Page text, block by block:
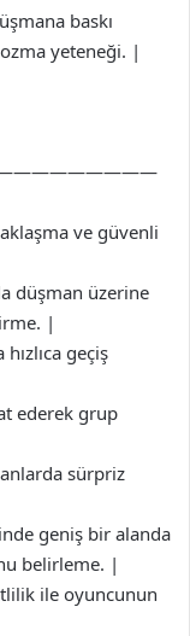
baskı
yeteneği. |
ve güvenli
düşman üzerine
|
geçiş
ederek grup
sürpriz
geniş bir alanda
belirleme. |
ile oyuncunun